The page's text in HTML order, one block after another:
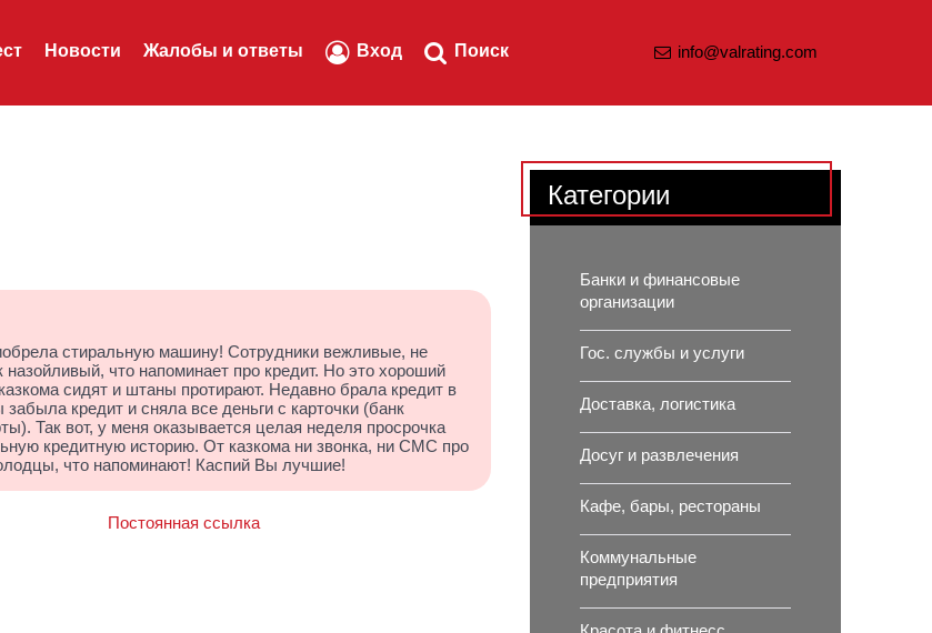
Новости Жалобы и ответы Вход Поиск info@valrating.com
стиральную машину! Сотрудники вежливые, не
что напоминает про кредит. Но это хороший
сидят и штаны протирают. Недавно брала кредит в
кредит и сняла все деньги с карточки (банк
Так вот, у меня оказывается целая неделя просрочка
кредитную историю. От казкома ни звонка, ни СМС про
что напоминают! Каспий Вы лучшие!
Постоянная ссылка
Категории
Банки и финансовые
организации
Гос. службы и услуги
Доставка, логистика
Досуг и развлечения
Кафе, бары, рестораны
Коммунальные
предприятия